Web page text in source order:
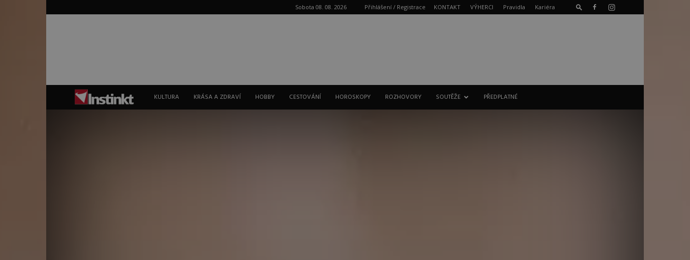
Sobota 08. 08. 2026 Přihlášení / Registrace KONTAKT VÝHERCI Pravidla Kariéra
Instinkt
KULTURA KRÁSA A ZDRAVÍ HOBBY CESTOVÁNÍ HOROSKOPY ROZHOVORY SOUTĚŽE PŘEDPLATNÉ